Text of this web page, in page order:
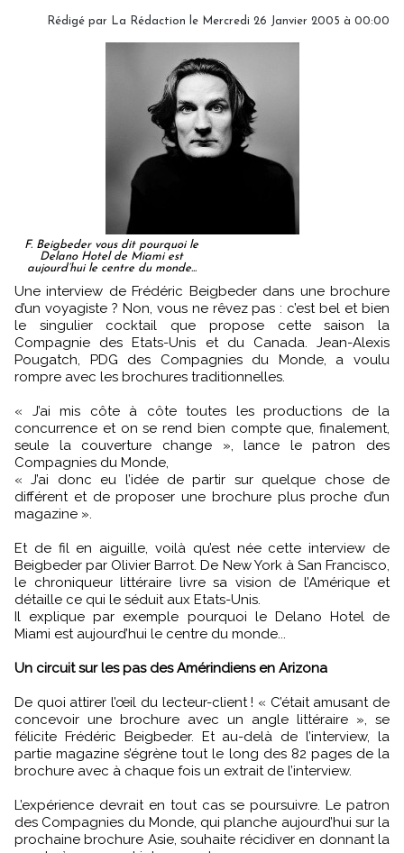
Rédigé par La Rédaction le Mercredi 26 Janvier 2005 à 00:00
F. Beigbeder vous dit pourquoi le
Delano Hotel de Miami est
aujourd’hui le centre du monde...
Une interview de Frédéric Beigbeder dans une brochure
d’un voyagiste ? Non, vous ne rêvez pas : c’est bel et bien
le singulier cocktail que propose cette saison la
Compagnie des Etats-Unis et du Canada. Jean-Alexis
Pougatch, PDG des Compagnies du Monde, a voulu
rompre avec les brochures traditionnelles.
« J’ai mis côte à côte toutes les productions de la
concurrence et on se rend bien compte que, finalement,
seule la couverture change », lance le patron des
Compagnies du Monde,
« J’ai donc eu l’idée de partir sur quelque chose de
différent et de proposer une brochure plus proche d’un
magazine ».
Et de fil en aiguille, voilà qu’est née cette interview de
Beigbeder par Olivier Barrot. De New York à San Francisco,
le chroniqueur littéraire livre sa vision de l’Amérique et
détaille ce qui le séduit aux Etats-Unis.
Il explique par exemple pourquoi le Delano Hotel de
Miami est aujourd’hui le centre du monde...
Un circuit sur les pas des Amérindiens en Arizona
De quoi attirer l’œil du lecteur-client ! « C’était amusant de
concevoir une brochure avec un angle littéraire », se
félicite Frédéric Beigbeder. Et au-delà de l’interview, la
partie magazine s’égrène tout le long des 82 pages de la
brochure avec à chaque fois un extrait de l’interview.
L’expérience devrait en tout cas se poursuivre. Le patron
des Compagnies du Monde, qui planche aujourd’hui sur la
prochaine brochure Asie, souhaite récidiver en donnant la